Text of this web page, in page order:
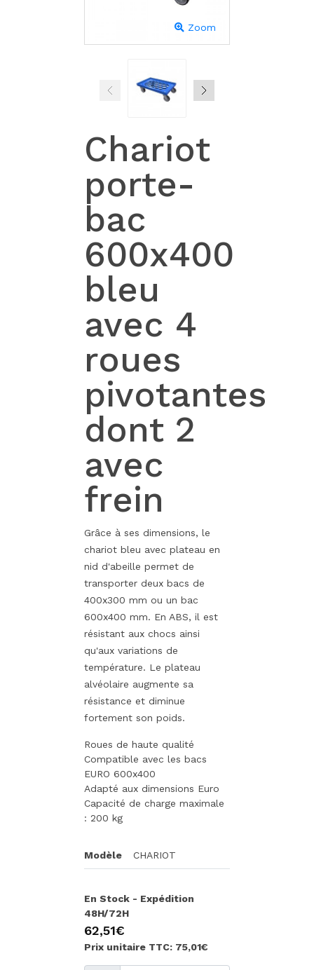
Zoom
Chariot
porte-
bac
600x400
bleu
avec 4
roues
pivotantes
dont 2
avec
frein
Grâce à ses dimensions, le
chariot bleu avec plateau en
nid d'abeille permet de
transporter deux bacs de
400x300 mm ou un bac
600x400 mm. En ABS, il est
résistant aux chocs ainsi
qu'aux variations de
température. Le plateau
alvéolaire augmente sa
résistance et diminue
fortement son poids.
Roues de haute qualité
Compatible avec les bacs
EURO 600x400
Adapté aux dimensions Euro
Capacité de charge maximale
: 200 kg
Modèle CHARIOT
En Stock - Expédition
48H/72H
62,51€
Prix unitaire TTC: 75,01€